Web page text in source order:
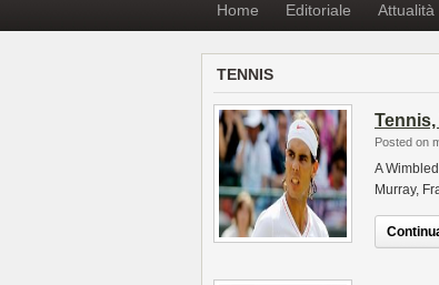
Home Editoriale Attualità
TENNIS
Posted on
A
Murray,